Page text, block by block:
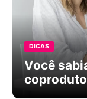
DICAS
Você